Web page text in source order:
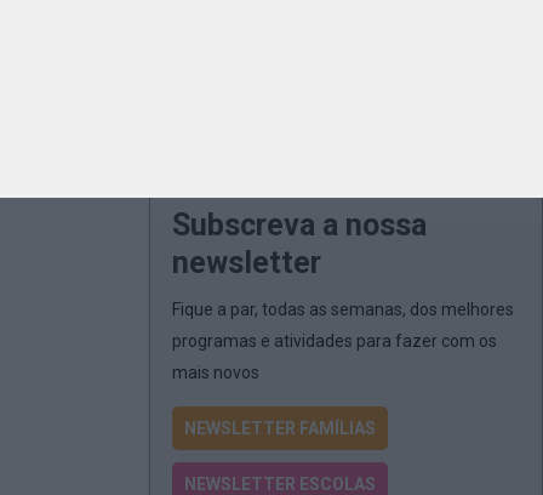
Subscreva a nossa
newsletter
Fique a par, todas as semanas, dos melhores
programas e atividades para fazer com os
mais novos
NEWSLETTER FAMÍLIAS
NEWSLETTER ESCOLAS